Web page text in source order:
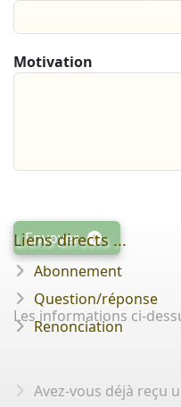
Motivation
Envoyer
Les informations ci-
Avez-vous déjà reçu
Liens directs ...
Abonnement
Question/réponse
Renonciation